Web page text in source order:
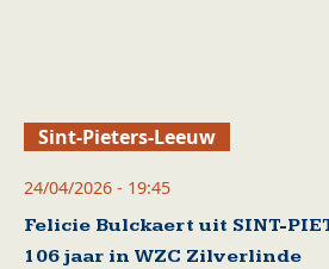
Sint-Pieters-Leeuw
24/04/2026 - 19:45
Felicie Bulckaert uit SINT-
106 jaar in WZC Zilverlinde